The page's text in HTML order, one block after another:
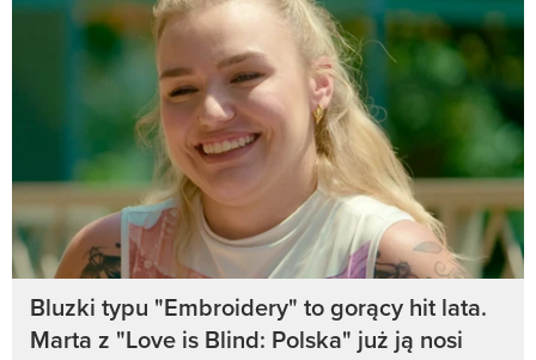
Bluzki typu "Embroidery" to gorący hit lata.
Marta z "Love is Blind: Polska" już ją nosi